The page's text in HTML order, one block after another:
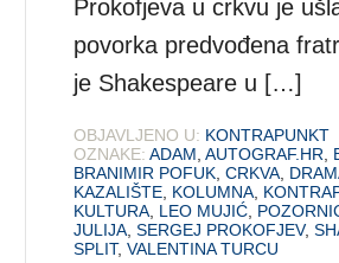
Prokofjeva u crkvu je
povorka predvođena
je Shakespeare u […]
OBJAVLJENO U: KONTRAPUNKT
OZNAKE: ADAM,AUTOGRAF.HR,
BRANIMIR POFUK,CRKVA,
KAZALIŠTE, KOLUMNA,
KULTURA, LEO MUJIĆ,
JULIJA,SERGEJ PROKOFJEV,
SPLIT,VALENTINA TURCU